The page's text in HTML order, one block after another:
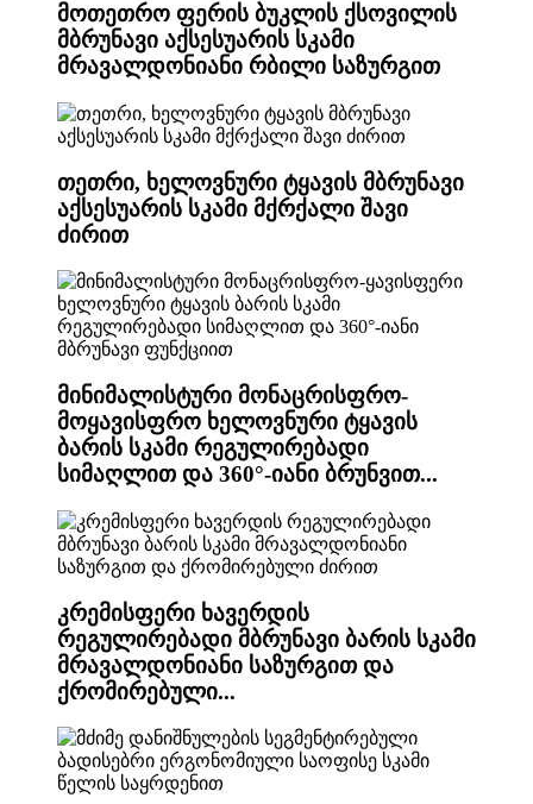
მოთეთრო ფერის ბუკლის ქსოვილის
მბრუნავი აქსესუარის სკამი
მრავალდონიანი რბილი საზურგით
თეთრი, ხელოვნური ტყავის მბრუნავი
აქსესუარის სკამი მქრქალი შავი
ძირით
მინიმალისტური მონაცრისფრო-
მოყავისფრო ხელოვნური ტყავის
ბარის სკამი რეგულირებადი
სიმაღლით და 360°-იანი ბრუნვით...
კრემისფერი ხავერდის
რეგულირებადი მბრუნავი ბარის სკამი
მრავალდონიანი საზურგით და
ქრომირებული...